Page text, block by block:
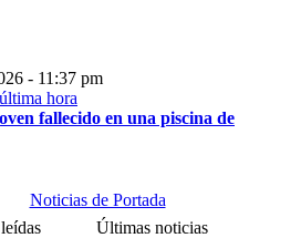
- 11:37 pm
fallecido en una piscina de
Noticias de Portada
Últimas noticias